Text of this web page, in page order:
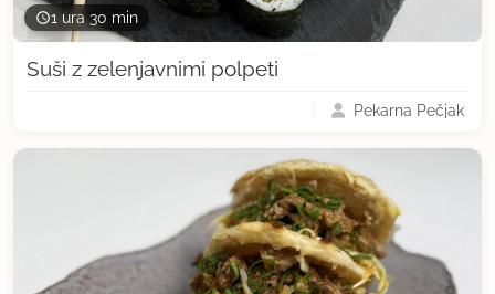
1 ura 30 min
Suši z zelenjavnimi polpeti
Pekarna Pečjak